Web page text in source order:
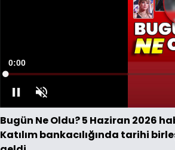
Oynat Sesi
Aç
Süre
0:00
Yüklendi:
Bugün Ne Oldu? 5 Haziran 2026
Katılım bankacılığında tarihi